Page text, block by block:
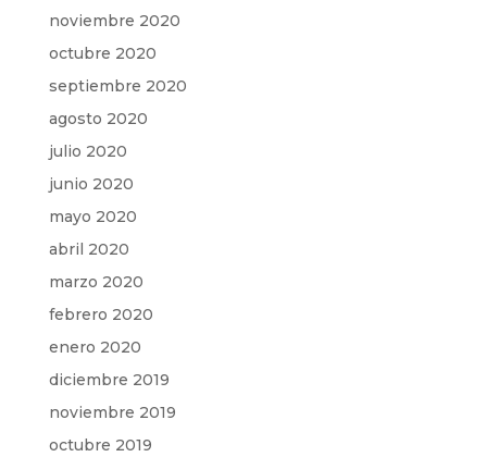
noviembre 2020
octubre 2020
septiembre 2020
agosto 2020
julio 2020
junio 2020
mayo 2020
abril 2020
marzo 2020
febrero 2020
enero 2020
diciembre 2019
noviembre 2019
octubre 2019